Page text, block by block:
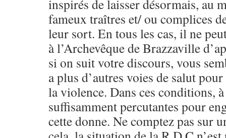
inspirés de laisser désormais, au
fameux traîtres et/ ou complices
leur sort. En tous les cas, il ne
à l’Archevêque de Brazzaville
si on suit votre discours, vous
a plus d’autres voies de salut
la violence. Dans ces conditions, à
suffisamment percutantes pour
cette donne. Ne comptez pas sur